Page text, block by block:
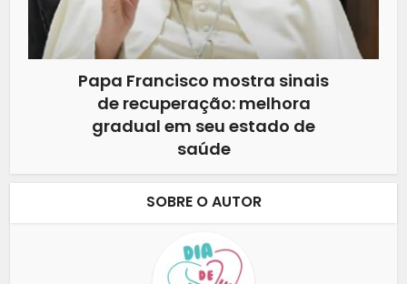
Papa Francisco mostra sinais
de recuperação: melhora
gradual em seu estado de
saúde
SOBRE O AUTOR